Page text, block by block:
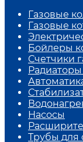
Газовые
Газовые
Бойлеры
Счетчики
Насосы
Трубы для